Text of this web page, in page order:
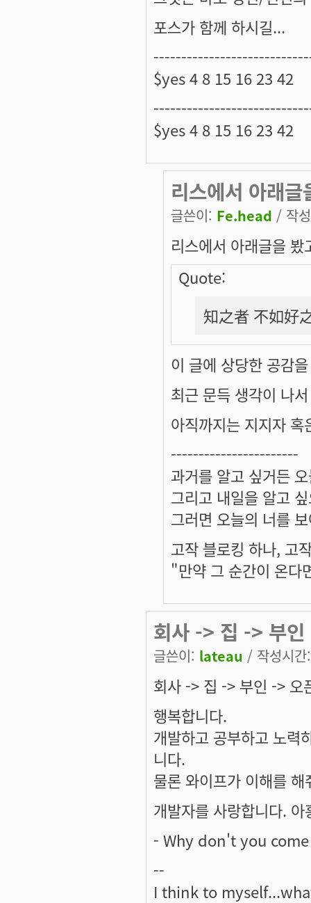
포스가 함께 하시길...
$yes 4 8 15 16 23 42
$yes 4 8 15 16 23 42
리스에서 아래글
글쓴이: Fe.head / 작
리스에서 아래글을 봤
Quote:
知之者 不如好
이 글에 상당한 공감
최근 문득 생각이 나
아직까지는 지지자
-----------------------
과거를 알고 싶거든
그리고 내일을 알고
그러면 오늘의 너를
고작 블로킹 하나, 고
"만약 그 순간이 온다
회사 -> 집 -> 부
글쓴이: lateau / 작성시
회사 -> 집 -> 부인 -> 오
행복합니다.
개발하고 공부하고 노력
니다.
물론 와이프가 이해를
개발자를 사랑합니다. 아
- Why don't you
--
I think to